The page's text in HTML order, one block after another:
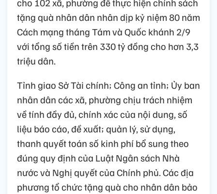
tặng quà nhân dân nhân dịp kỷ niệm 80 năm
Cách mạng tháng Tám và Quốc khánh 2/9
với tổng số tiền trên 330 tỷ đồng cho hơn 3,3
triệu dân.
Tỉnh giao Sở Tài chính; Công an tỉnh; Ủy ban
nhân dân các xã, phường chịu trách nhiệm
về tính đầy đủ, chính xác của nội dung, số
liệu báo cáo, đề xuất; quản lý, sử dụng,
thanh quyết toán số kinh phí bổ sung theo
đúng quy định của Luật Ngân sách Nhà
nước và Nghị quyết của Chính phủ. Các địa
phương tổ chức tặng quà cho nhân dân bảo